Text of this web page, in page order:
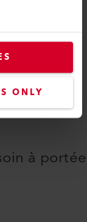
ONLY
à portée